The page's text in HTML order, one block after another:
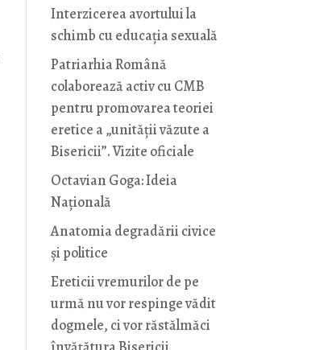
Interzicerea avortului la
schimb cu educaţia sexuală
Patriarhia Română
colaborează activ cu CMB
pentru promovarea teoriei
eretice a „unității văzute a
Bisericii”. Vizite oficiale
Octavian Goga: Ideia
Naţională
Anatomia degradării civice
și politice
Ereticii vremurilor de pe
urmă nu vor respinge vădit
dogmele, ci vor răstălmăci